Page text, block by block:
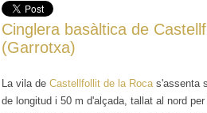
Cinglera basàltica de
(Garrotxa)
La vila de Castellfollit de la Roca s'assenta
de longitud i 50 m d'alçada, tallat al nord